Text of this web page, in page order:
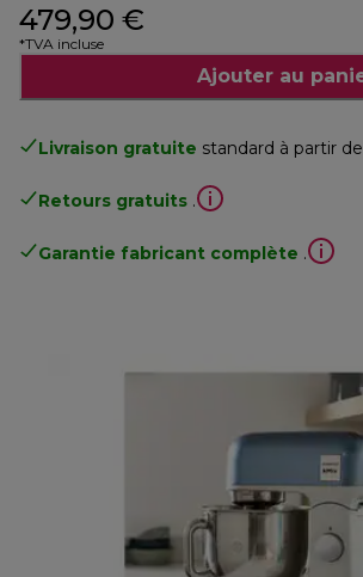
479,90 €
*TVA incluse
Ajouter au
Livraison gratuite standard à partir
Retours gratuits .
Garantie fabricant complète .